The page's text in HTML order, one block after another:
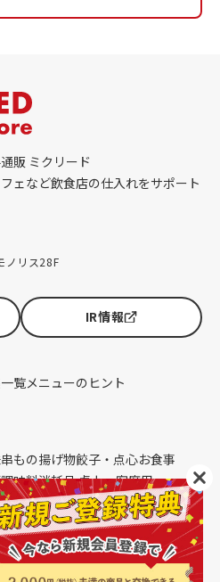
販 ミクリード
ェなど飲食店の仕入れをサポート
ノリス28F
IR情報
覧メニューのヒント
串もの揚げ物餃子・点心お食事
調味料消耗品 卓上・客席用
レンリネス生鮮品（配送便限定）
について
ご利用ガイド会社概要